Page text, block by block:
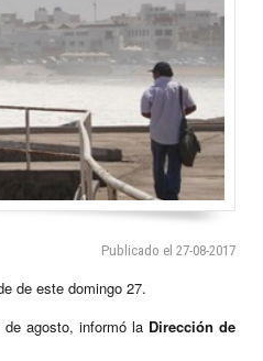
Publicado el 27-08-2017
de este domingo 27.
agosto, informó la Dirección de